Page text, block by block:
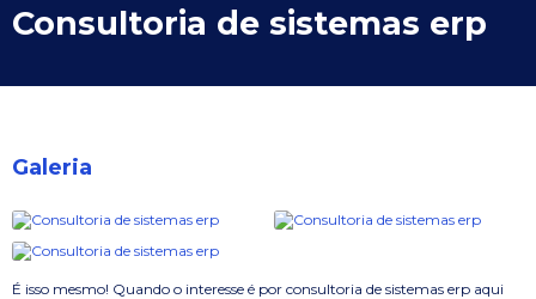
Consultoria de sistemas erp
Galeria
É isso mesmo! Quando o interesse é por consultoria de sistemas erp aqui